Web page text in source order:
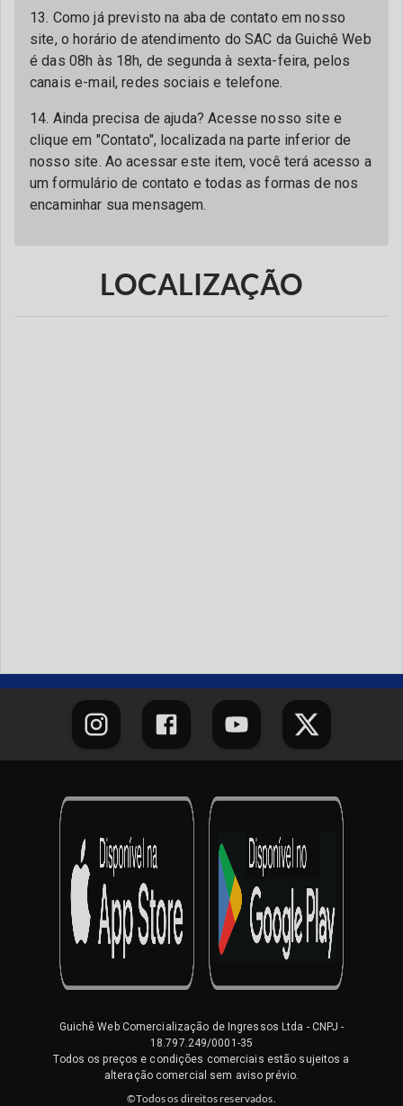
13. Como já previsto na aba de contato em nosso
site, o horário de atendimento do SAC da Guichê Web
é das 08h às 18h, de segunda à sexta-feira, pelos
canais e-mail, redes sociais e telefone.
14. Ainda precisa de ajuda? Acesse nosso site e
clique em "Contato", localizada na parte inferior de
nosso site. Ao acessar este item, você terá acesso a
um formulário de contato e todas as formas de nos
encaminhar sua mensagem.
LOCALIZAÇÃO
Guichê Web Comercialização de Ingressos Ltda - CNPJ -
18.797.249/0001-35
Todos os preços e condições comerciais estão sujeitos a
alteração comercial sem aviso prévio.
©Todos os direitos reservados.